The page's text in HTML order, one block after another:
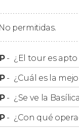
variar
No permitidas.
P- ¿El tour es
P- ¿Cuál es la
P- ¿Se ve la
P- ¿Con qué